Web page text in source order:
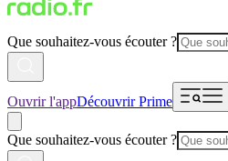
Que souhaitez-vous écouter ?
Ouvrir l'appDécouvrir Prime
Que souhaitez-vous écouter ?